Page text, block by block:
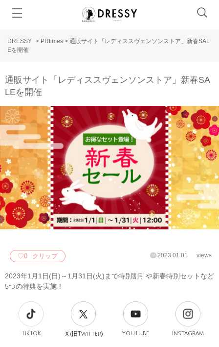
DRESSY > PRtimes > 通販サイト「レディススヴェンソンストア」新春SAL
Eを開催
通販サイト「レディススヴェンソンストア」新春SA
LEを開催
♡0 クリップ 2023.01.01 views
2023年1月1日(日)～1月31日(火)まで特別割引や新春特別セットなど
5つの特典を実施！
TikTok Ｘ(旧Twitter) YouTube Instagram